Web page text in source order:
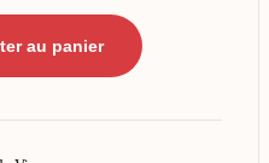
au panier